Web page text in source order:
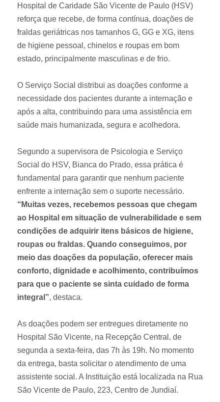
Hospital de Caridade São Vicente de Paulo (HSV)
reforça que recebe, de forma contínua, doações de
fraldas geriátricas nos tamanhos G, GG e XG, itens
de higiene pessoal, chinelos e roupas em bom
estado, principalmente masculinas e de frio.
O Serviço Social distribui as doações conforme a
necessidade dos pacientes durante a internação e
após a alta, contribuindo para uma assistência em
saúde mais humanizada, segura e acolhedora.
Segundo a supervisora de Psicologia e Serviço
Social do HSV, Bianca do Prado, essa prática é
fundamental para garantir que nenhum paciente
enfrente a internação sem o suporte necessário.
“Muitas vezes, recebemos pessoas que chegam
ao Hospital em situação de vulnerabilidade e sem
condições de adquirir itens básicos de higiene,
roupas ou fraldas. Quando conseguimos, por
meio das doações da população, oferecer mais
conforto, dignidade e acolhimento, contribuímos
para que o paciente se sinta cuidado de forma
integral”, destaca.
As doações podem ser entregues diretamente no
Hospital São Vicente, na Recepção Central, de
segunda a sexta-feira, das 7h às 19h. No momento
da entrega, basta solicitar o atendimento de uma
assistente social. A Instituição está localizada na Rua
São Vicente de Paulo, 223, Centro de Jundiaí.